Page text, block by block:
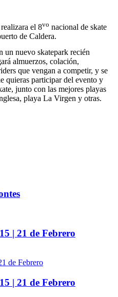
el 8vo nacional de skate
de Caldera.
un nuevo skatepark recién
almuerzos, colación,
que vengan a competir, y se
quieras participar del evento y
junto con las mejores playas
playa La Virgen y otras.
| 21 de Febrero
| 21 de Febrero